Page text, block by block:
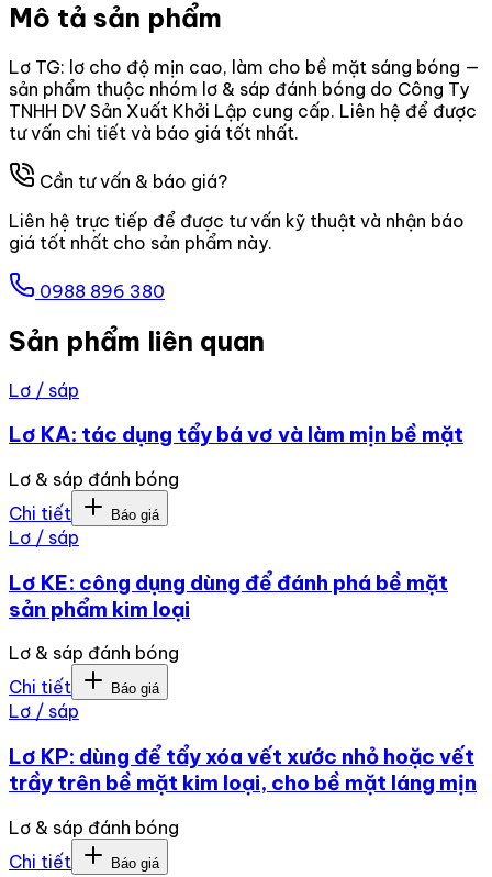
Mô tả sản phẩm
Lơ TG: lơ cho độ mịn cao, làm cho bề mặt sáng bóng —
sản phẩm thuộc nhóm lơ & sáp đánh bóng do Công Ty
TNHH DV Sản Xuất Khởi Lập cung cấp. Liên hệ để được
tư vấn chi tiết và báo giá tốt nhất.
Cần tư vấn & báo giá?
Liên hệ trực tiếp để được tư vấn kỹ thuật và nhận báo
giá tốt nhất cho sản phẩm này.
0988 896 380
Sản phẩm liên quan
Lơ / sáp
Lơ KA: tác dụng tẩy bá vơ và làm mịn bề mặt
Lơ & sáp đánh bóng
Chi tiết
Báo giá
Lơ / sáp
Lơ KE: công dụng dùng để đánh phá bề mặt
sản phẩm kim loại
Lơ & sáp đánh bóng
Chi tiết
Báo giá
Lơ / sáp
Lơ KP: dùng để tẩy xóa vết xước nhỏ hoặc vết
trầy trên bề mặt kim loại, cho bề mặt láng mịn
Lơ & sáp đánh bóng
Chi tiết
Báo giá